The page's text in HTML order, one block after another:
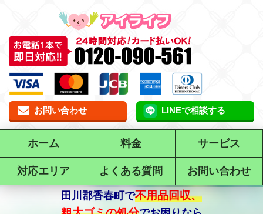
お問い合わせ LINEで相談する
ホーム 料金 サービス
対応エリア よくある質問 お問い合わせ
で不用品回収、